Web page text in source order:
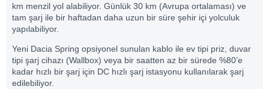
km menzil yol alabiliyor. Günlük 30 km (Avrupa ortalaması) ve
tam şarj ile bir haftadan daha uzun bir süre şehir içi yolculuk
yapılabiliyor.
Yeni Dacia Spring opsiyonel sunulan kablo ile ev tipi priz, duvar
tipi şarj cihazı (Wallbox) veya bir saatten az bir sürede %80’e
kadar hızlı bir şarj için DC hızlı şarj istasyonu kullanılarak şarj
edilebiliyor.